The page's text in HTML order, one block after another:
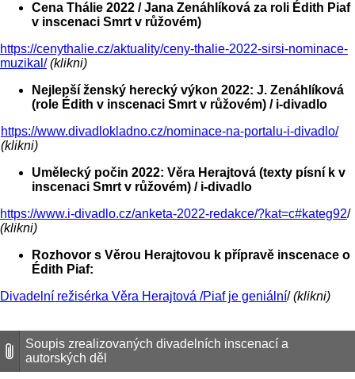
Cena Thálie 2022 / Jana Zenáhlíková za roli Édith Piaf
v inscenaci Smrt v růžovém)
https://cenythalie.cz/aktuality/ceny-thalie-2022-sirsi-nominace-
muzikal/(klikni)
Nejlepší ženský herecký výkon 2022: J. Zenáhlíková
(role Édith v inscenaci Smrt v růžovém) / i-divadlo
https://www.divadlokladno.cz/nominace-na-portalu-i-divadlo/
(klikni)
Umělecký počin 2022: Věra Herajtová (texty písní k v
inscenaci Smrt v růžovém) / i-divadlo
https://www.i-divadlo.cz/anketa-2022-redakce/?kat=c#kateg92/
(klikni)
Rozhovor s Věrou Herajtovou k přípravě inscenace o
Édith Piaf:
Divadelní režisérka Věra Herajtová /Piaf je geniální/(klikni)
Soupis zrealizovaných divadelních inscenací a
autorských děl